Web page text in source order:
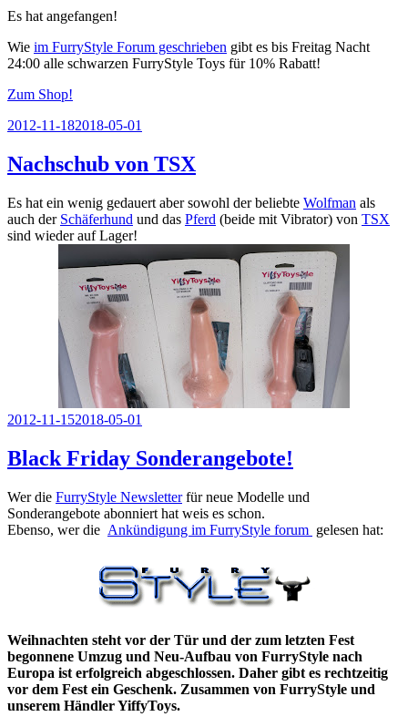
Es hat angefangen!
Wie im FurryStyle Forum geschrieben gibt es bis Freitag Nacht
24:00 alle schwarzen FurryStyle Toys für 10% Rabatt!
Zum Shop!
Veröffentlicht
2012-11-182018-05-01
Nachschub von TSX
Es hat ein wenig gedauert aber sowohl der beliebte Wolfman als
auch der Schäferhund und das Pferd (beide mit Vibrator) von TSX
sind wieder auf Lager!
Veröffentlicht
2012-11-152018-05-01
Black Friday Sonderangebote!
Wer die FurryStyle Newsletterfür neue Modelle und
Sonderangebote abonniert hat weis es schon.
Ebenso, wer die Ankündigung im FurryStyle forum gelesen hat:
Weihnachten steht vor der Tür und der zum letzten Fest
begonnene Umzug und Neu-Aufbau von FurryStyle nach
Europa ist erfolgreich abgeschlossen. Daher gibt es rechtzeitig
vor dem Fest ein Geschenk. Zusammen von FurryStyle und
unserem Händler YiffyToys.